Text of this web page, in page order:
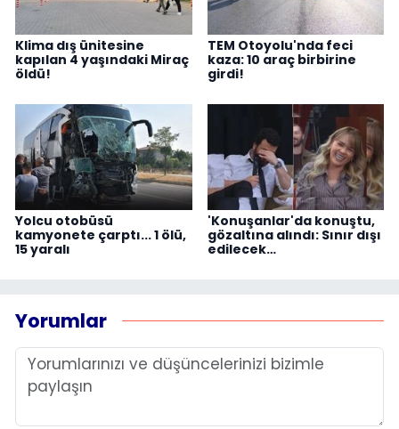
Klima dış ünitesine
kapılan 4 yaşındaki Miraç
öldü!
TEM Otoyolu'nda feci
kaza: 10 araç birbirine
girdi!
Yolcu otobüsü
kamyonete çarptı... 1 ölü,
15 yaralı
'Konuşanlar'da konuştu,
gözaltına alındı: Sınır dışı
edilecek…
Yorumlar